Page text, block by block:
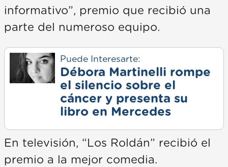
informativo”, premio que recibió una
parte del numeroso equipo.
Puede Interesarte:
Débora Martinelli rompe
el silencio sobre el
cáncer y presenta su
libro en Mercedes
En televisión, “Los Roldán” recibió el
premio a la mejor comedia.